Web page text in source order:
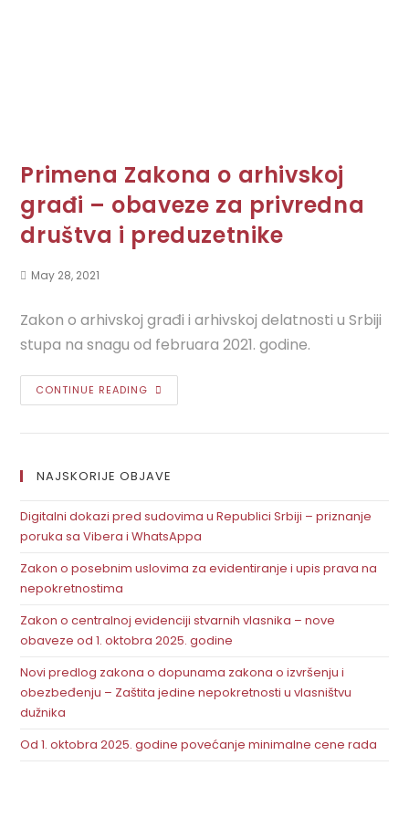
Primena Zakona o arhivskoj
građi – obaveze za privredna
društva i preduzetnike
May 28, 2021
Zakon o arhivskoj građi i arhivskoj delatnosti u Srbiji
stupa na snagu od februara 2021. godine.
CONTINUE READING
NAJSKORIJE OBJAVE
Digitalni dokazi pred sudovima u Republici Srbiji – priznanje
poruka sa Vibera i WhatsAppa
Zakon o posebnim uslovima za evidentiranje i upis prava na
nepokretnostima
Zakon o centralnoj evidenciji stvarnih vlasnika – nove
obaveze od 1. oktobra 2025. godine
Novi predlog zakona o dopunama zakona o izvršenju i
obezbeđenju – Zaštita jedine nepokretnosti u vlasništvu
dužnika
Od 1. oktobra 2025. godine povećanje minimalne cene rada